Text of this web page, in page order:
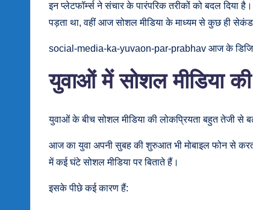
इन प्लेटफॉर्म्स ने संचार के पारंपरिक तरीकों को बदल दिया
पड़ता था, वहीं आज सोशल मीडिया के माध्यम से कुछ ही
social-media-ka-yuvaon-par-prabhav आज के
युवाओं में सोशल मीडिया
युवाओं के बीच सोशल मीडिया की लोकप्रियता बहुत तेजी से
आज का युवा अपनी सुबह की शुरुआत भी मोबाइल फोन से
में कई घंटे सोशल मीडिया पर बिताते हैं।
इसके पीछे कई कारण हैं: